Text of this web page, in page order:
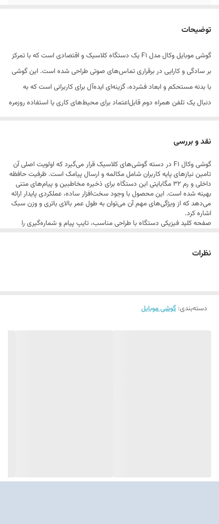
طریق بلوتوث/ مجهز به چراغ قوه
توضیحات
گوشی موبایل وکال مدل F1 یک دستگاه کلاسیک و اقتصادی است که با تمرکز
بر سادگی و کارایی در برقراری تماس‌های صوتی طراحی شده است. این گوشی
با بدنه مستحکم و ابعاد فشرده، گزینه‌ای ایده‌آل برای کاربرانی است که به
دنبال یک تلفن همراه دوم قابل‌اعتماد برای محیط‌های کاری یا استفاده روزمره
نقد و بررسی
گوشی وکال F1 در دسته گوشی‌های کلاسیک قرار می‌گیرد که اولویت اصلی آن
تامین نیازهای پایه کاربران شامل مکالمه و ارسال پیامک است. ظرفیت حافظه
داخلی و رم 32 مگابایتی این دستگاه برای ذخیره مخاطبین و پیام‌های متنی
بهینه شده است. این محصول با وجود سخت‌افزار ساده، عملکردی پایدار ارائه
می‌دهد که از ویژگی‌های مهم آن می‌توان به طول عمر بالای باتری و وزن سبک
اشاره کرد.
صفحه کلید فیزیکی دستگاه با طراحی مناسب، تایپ پیام و شماره‌گیری را
گوشی به امکانات کاربردی پایه مجهز شده است که آن را به ابزاری کاربردی برای
نظرات
دسته‌بندی: گوشی موبایل